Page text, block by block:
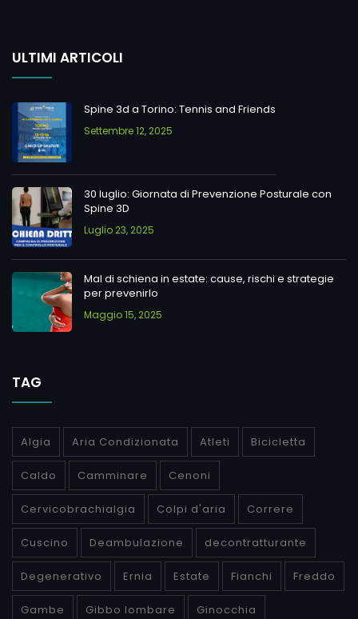
ULTIMI ARTICOLI
Spine 3d a Torino: Tennis and Friends
Settembre 12, 2025
30 luglio: Giornata di Prevenzione Posturale con
Spine 3D
Luglio 23, 2025
Mal di schiena in estate: cause, rischi e strategie
per prevenirlo
Maggio 15, 2025
TAG
Algia Aria Condizionata Atleti Bicicletta
Caldo Camminare Cenoni
Cervicobrachialgia Colpi d'aria Correre
Cuscino Deambulazione decontratturante
Degenerativo Ernia Estate Fianchi Freddo
Gambe Gibbo lombare Ginocchia